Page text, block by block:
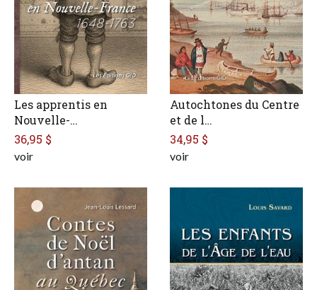
Les apprentis en
Nouvelle-…
36,95 $
voir
Autochtones du Centre
et de l…
34,95 $
voir